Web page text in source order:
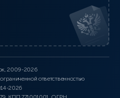
2009-2026
ответственностью
2026